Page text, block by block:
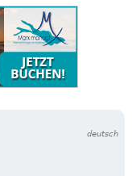
deutsch